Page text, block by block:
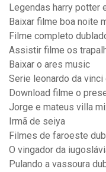
Legendas harry potter
Baixar filme boa noite
Filme completo
Assistir filme os
Baixar o ares music
Serie leonardo da vinci
Download filme o
Jorge e mateus villa
Irmã de seiya
Filmes de faroeste
O vingador da
Pulando a vassoura